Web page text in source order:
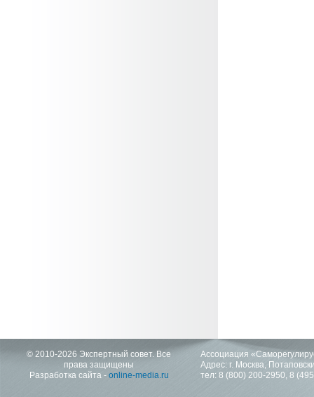
© 2010-2026 Экспертный совет. Все
права защищены
Разработка сайта - online-media.ru
Ассоциация
Адрес: г. Москва,
тел: 8 (800) 200-2950, 8